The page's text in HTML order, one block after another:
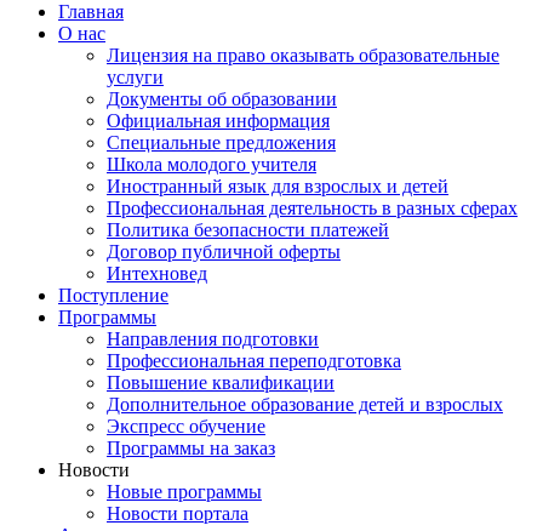
Главная
О нас
Лицензия на право оказывать образовательные
услуги
Документы об образовании
Официальная информация
Специальные предложения
Школа молодого учителя
Иностранный язык для взрослых и детей
Профессиональная деятельность в разных сферах
Политика безопасности платежей
Договор публичной оферты
Интехновед
Поступление
Программы
Направления подготовки
Профессиональная переподготовка
Повышение квалификации
Дополнительное образование детей и взрослых
Экспресс обучение
Программы на заказ
Новости
Новые программы
Новости портала